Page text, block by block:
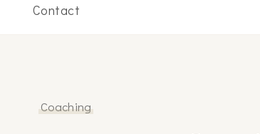
Contact
Coaching